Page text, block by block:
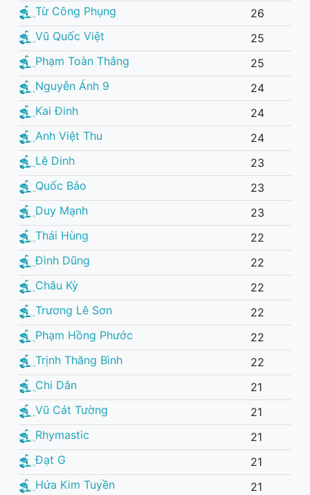
Từ Công Phụng
26
Vũ Quốc Việt
25
Phạm Toàn Thắng
25
Nguyễn Ánh 9
24
Kai Đinh
24
Anh Việt Thu
24
Lê Dinh
23
Quốc Bảo
23
Duy Mạnh
23
Thái Hùng
22
Đình Dũng
22
Châu Kỳ
22
Trương Lê Sơn
22
Phạm Hồng Phước
22
Trịnh Thăng Bình
22
Chi Dân
21
Vũ Cát Tường
21
Rhymastic
21
Đạt G
21
Hứa Kim Tuyền
21